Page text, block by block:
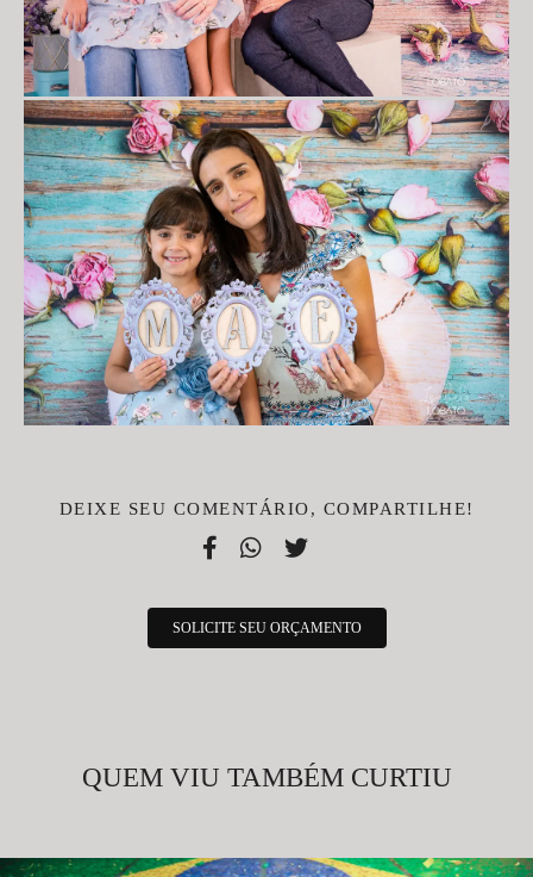
DEIXE SEU COMENTÁRIO, COMPARTILHE!
SOLICITE SEU ORÇAMENTO
QUEM VIU TAMBÉM CURTIU